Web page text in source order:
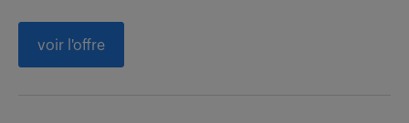
voir l'offre